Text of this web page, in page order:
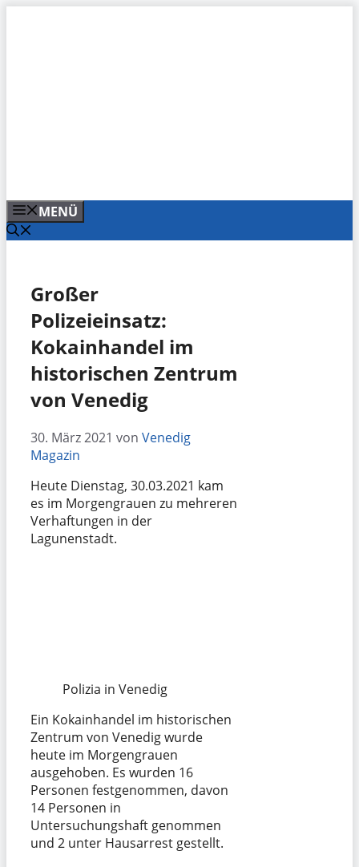
MENÜ
Großer
Polizeieinsatz:
Kokainhandel im
historischen Zentrum
von Venedig
30. März 2021 von Venedig
Magazin
Heute Dienstag, 30.03.2021 kam
es im Morgengrauen zu mehreren
Verhaftungen in der
Lagunenstadt.
Polizia in Venedig
Ein Kokainhandel im historischen
Zentrum von Venedig wurde
heute im Morgengrauen
ausgehoben. Es wurden 16
Personen festgenommen, davon
14 Personen in
Untersuchungshaft genommen
und 2 unter Hausarrest gestellt.